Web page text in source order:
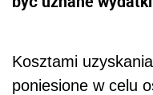
Kosztami
poniesione w celu